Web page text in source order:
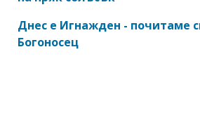
Днес е Игнажден - почитаме
Богоносец